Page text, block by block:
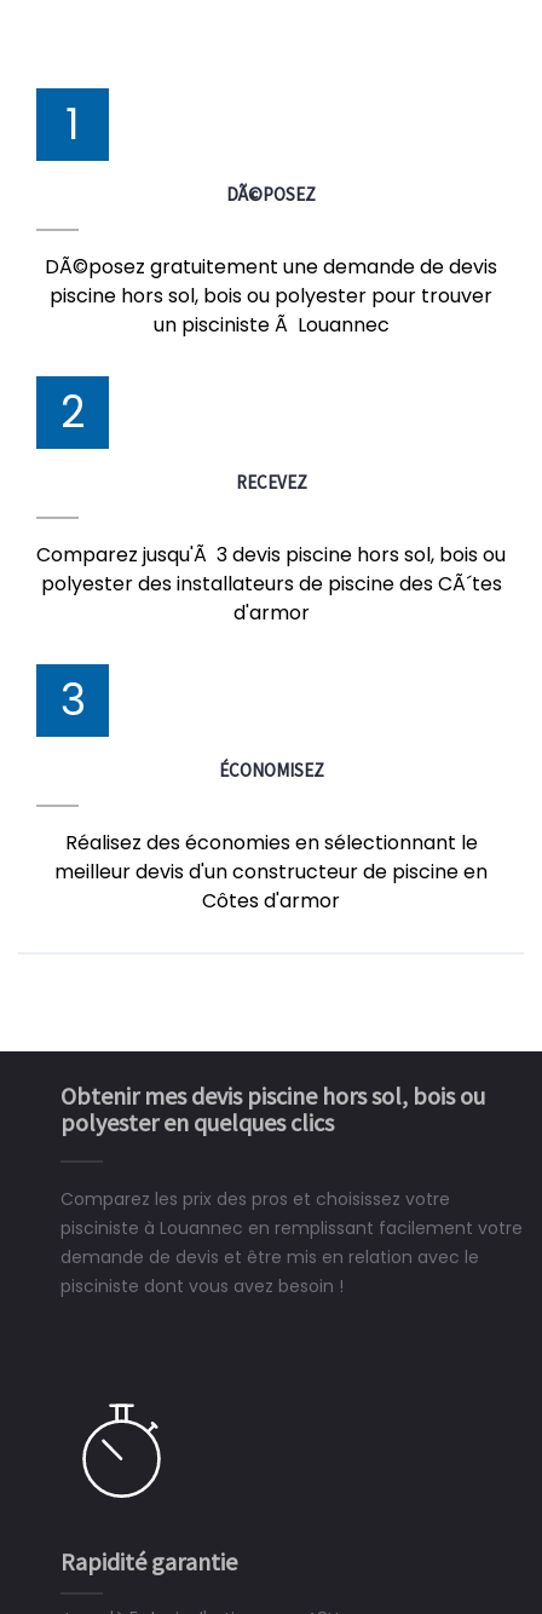
1
DÃ©POSEZ
DÃ©posez gratuitement une demande de devis
piscine hors sol, bois ou polyester pour trouver
un pisciniste Ã Louannec
2
RECEVEZ
Comparez jusqu'Ã 3 devis piscine hors sol, bois ou
polyester des installateurs de piscine des CÃ´tes
d'armor
3
ÉCONOMISEZ
Réalisez des économies en sélectionnant le
meilleur devis d'un constructeur de piscine en
Côtes d'armor
Obtenir mes devis piscine hors sol, bois ou
polyester en quelques clics
Comparez les prix des pros et choisissez votre
pisciniste à Louannec en remplissant facilement votre
demande de devis et être mis en relation avec le
pisciniste dont vous avez besoin !
Rapidité garantie